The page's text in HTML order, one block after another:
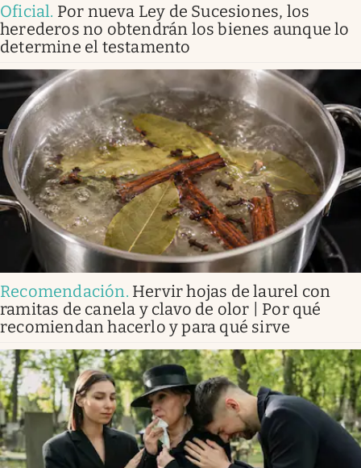
Oficial. Por nueva Ley de Sucesiones, los
herederos no obtendrán los bienes aunque lo
determine el testamento
Recomendación. Hervir hojas de laurel con
ramitas de canela y clavo de olor | Por qué
recomiendan hacerlo y para qué sirve